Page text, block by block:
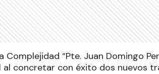
Complejidad “Pte. Juan Domingo
al concretar con éxito dos nuevos